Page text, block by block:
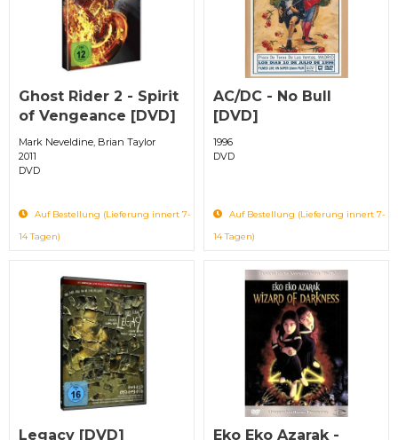
Ghost Rider 2 - Spirit
of Vengeance [DVD]
Mark Neveldine, Brian Taylor
2011
DVD
Auf Bestellung (Lieferung innert 7-
14 Tagen)
AC/DC - No Bull
[DVD]
1996
DVD
Auf Bestellung (Lieferung innert 7-
14 Tagen)
Legacy [DVD]
Eko Eko Azarak -